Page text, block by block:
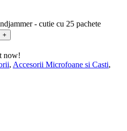
- cutie cu 25 pachete
now!
, Accesorii Microfoane si Casti,